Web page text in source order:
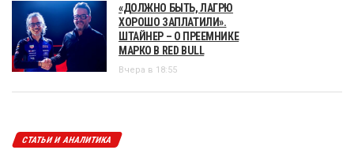
«ДОЛЖНО БЫТЬ, ЛАГРЮ
ХОРОШО ЗАПЛАТИЛИ».
ШТАЙНЕР – О ПРЕЕМНИКЕ
МАРКО В RED BULL
Вчера в 18:55
СТАТЬИ И АНАЛИТИКА